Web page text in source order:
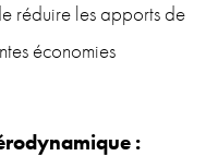
réduire les apports de
économies
: